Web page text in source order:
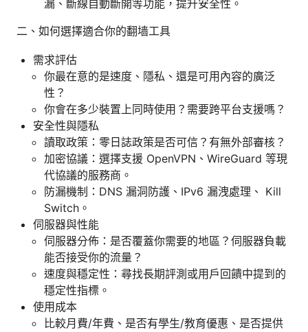
漏、斷線自動斷開等功能，提升安全性。
二、如何選擇適合你的翻墙工具
需求評估
你最在意的是速度、隱私、還是可用內容的廣泛
性？
你會在多少裝置上同時使用？需要跨平台支援嗎？
安全性與隱私
讀取政策：零日誌政策是否可信？有無外部審核？
加密協議：選擇支援 OpenVPN、WireGuard 等現
代協議的服務商。
防漏機制：DNS 漏洞防護、IPv6 漏洩處理、 Kill
Switch。
伺服器與性能
伺服器分佈：是否覆蓋你需要的地區？伺服器負載
能否接受你的流量？
速度與穩定性：尋找長期評測或用戶回饋中提到的
穩定性指標。
使用成本
比較月費/年費、是否有學生/教育優惠、是否提供